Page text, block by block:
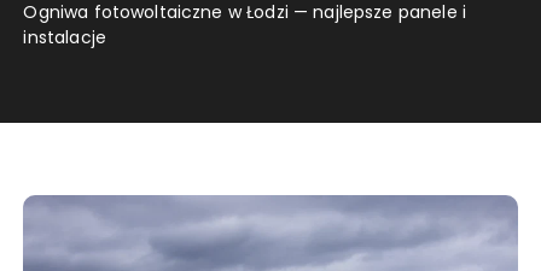
Ogniwa fotowoltaiczne w Łodzi — najlepsze panele i
instalacje